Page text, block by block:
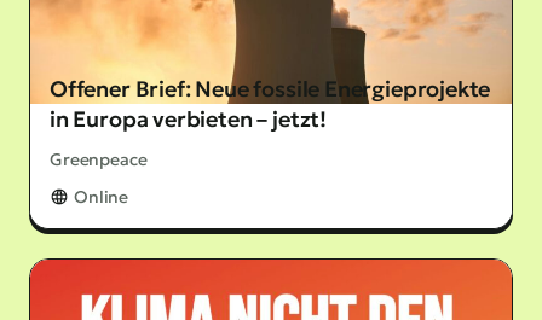
Offener Brief: Neue fossile Energieprojekte
in Europa verbieten – jetzt!
Greenpeace
Online